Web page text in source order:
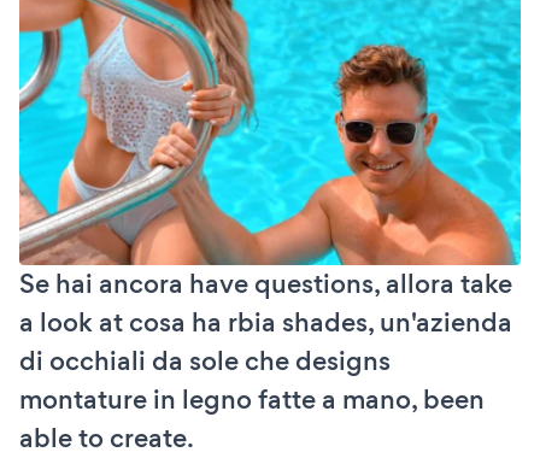
Se hai ancora have questions, allora take
a look at cosa ha rbia shades, un'azienda
di occhiali da sole che designs
montature in legno fatte a mano, been
able to create.